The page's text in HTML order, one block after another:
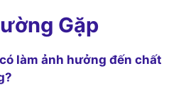
Gặp
làm ảnh hưởng đến chất